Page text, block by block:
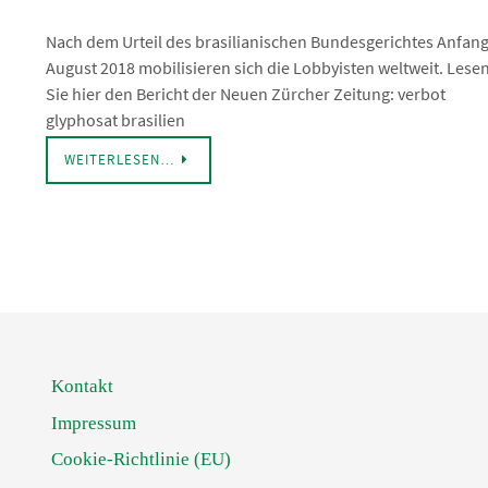
Nach dem Urteil des brasilianischen Bundesgerichtes Anfang
August 2018 mobilisieren sich die Lobbyisten weltweit.
Sie hier den Bericht der Neuen Zürcher Zeitung: verbot
glyphosat brasilien
WEITERLESEN…
Kontakt
Impressum
Cookie-Richtlinie (EU)